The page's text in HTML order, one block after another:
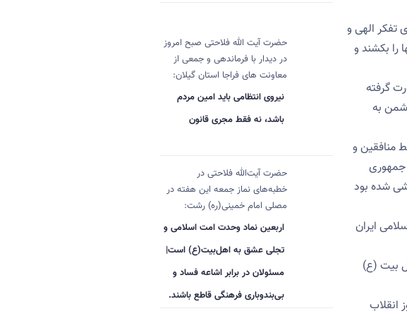
تفکر الهی و
را بکشند و
گرفته
به
منافقین و
جمهوری
شده بود
ایران
بیت (ع)
انقلاب
حضرت آیت الله فلاحتی صبح امروز
در دیدار با فرماندهی و جمعی از
معاونت های فراجا استان گیلان:
نیروی انتظامی باید امین مردم
باشد، نه فقط مجری قانون
حضرت آیت‌الله فلاحتی در
خطبه‌های نماز جمعه این هفته در
مصلی امام خمینی(ره) رشت:
اربعین نماد وحدت امت اسلامی و
تجلی عشق به اهل‌بیت(ع) است|
مسئولان در برابر اشاعه فساد و
بی‌بندوباری فرهنگی قاطع باشند.